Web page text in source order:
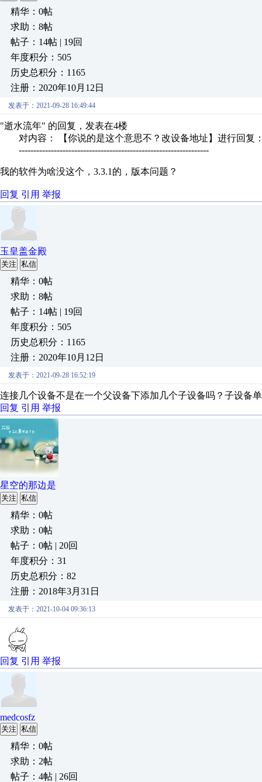
精华：0帖
求助：8帖
帖子：14帖 | 19回
年度积分：505
历史总积分：1165
注册：2020年10月12日
发表于：2021-09-28 16:49:44
"逝水流年" 的回复，发表在4楼
对内容： 【你说的是这个意思不？改设备地址】进行回复
-----------------------------------------------------------------
我的软件为啥没这个，3.3.1的，版本问题？
回复 引用 举报
玉皇盖金殿
关注 私信
精华：0帖
求助：8帖
帖子：14帖 | 19回
年度积分：505
历史总积分：1165
注册：2020年10月12日
发表于：2021-09-28 16:52:19
连接几个设备不是在一个父设备下添加几个子设备吗？子设备
回复 引用 举报
星空的那边是
关注 私信
精华：0帖
求助：0帖
帖子：0帖 | 20回
年度积分：31
历史总积分：82
注册：2018年3月31日
发表于：2021-10-04 09:36:13
回复 引用 举报
medcosfz
关注 私信
精华：0帖
求助：2帖
帖子：4帖 | 26回